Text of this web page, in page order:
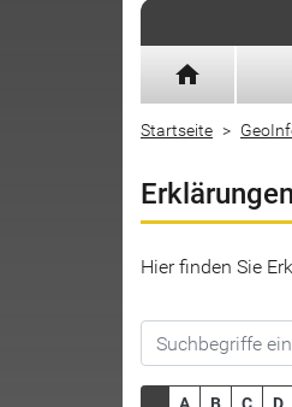
home
Startseite
Hier finden Sie